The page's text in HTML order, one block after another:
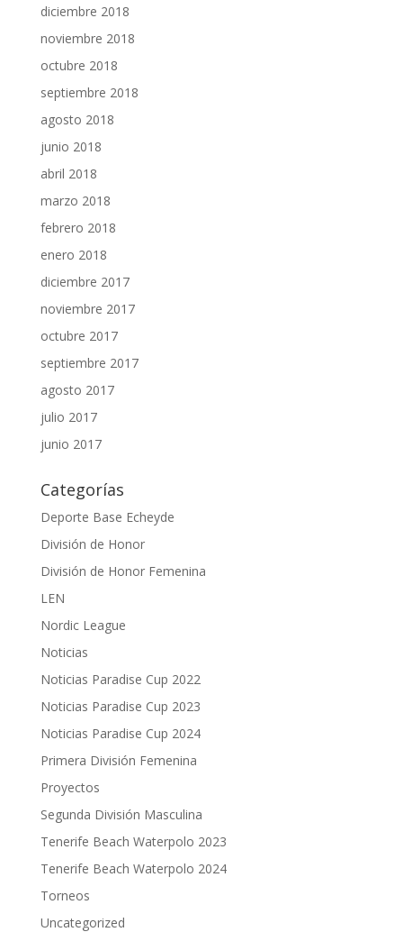
diciembre 2018
noviembre 2018
octubre 2018
septiembre 2018
agosto 2018
junio 2018
abril 2018
marzo 2018
febrero 2018
enero 2018
diciembre 2017
noviembre 2017
octubre 2017
septiembre 2017
agosto 2017
julio 2017
junio 2017
Categorías
Deporte Base Echeyde
División de Honor
División de Honor Femenina
LEN
Nordic League
Noticias
Noticias Paradise Cup 2022
Noticias Paradise Cup 2023
Noticias Paradise Cup 2024
Primera División Femenina
Proyectos
Segunda División Masculina
Tenerife Beach Waterpolo 2023
Tenerife Beach Waterpolo 2024
Torneos
Uncategorized